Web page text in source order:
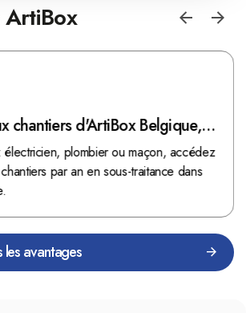
chantiers d'ArtiBox Belgique,
d'or !
plombier ou maçon, accédez
par an en sous-traitance dans
les avantages